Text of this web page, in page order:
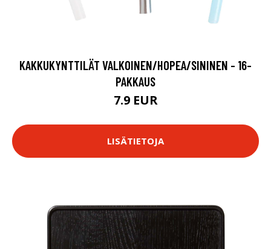
KAKKUKYNTTILÄT VALKOINEN/HOPEA/SININEN - 16-
PAKKAUS
7.9 EUR
LISÄTIETOJA